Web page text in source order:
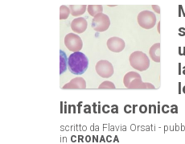
linfatica cronica
scritto da Flavia Orsati -
in CRONACA